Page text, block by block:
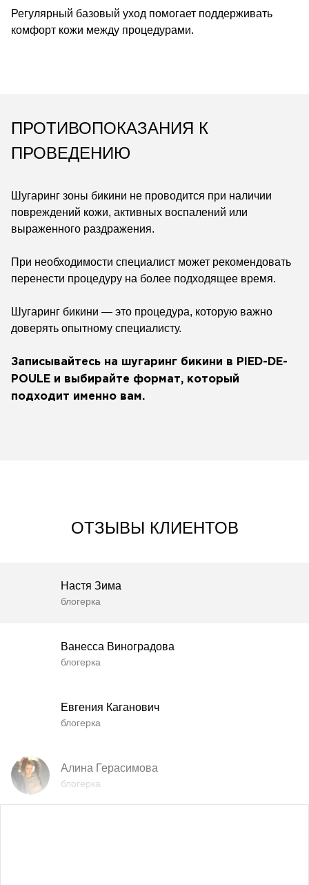
Регулярный базовый уход помогает поддерживать
комфорт кожи между процедурами.
ПРОТИВОПОКАЗАНИЯ К
ПРОВЕДЕНИЮ
Шугаринг зоны бикини не проводится при наличии
повреждений кожи, активных воспалений или
выраженного раздражения.
При необходимости специалист может рекомендовать
перенести процедуру на более подходящее время.
Шугаринг бикини — это процедура, которую важно
доверять опытному специалисту.
Записывайтесь на шугаринг бикини в PIED-DE-
POULE и выбирайте формат, который
подходит именно вам.
ОТЗЫВЫ КЛИЕНТОВ
Настя Зима
блогерка
Ванесса Виноградова
блогерка
Евгения Каганович
блогерка
Алина Герасимова
блогерка